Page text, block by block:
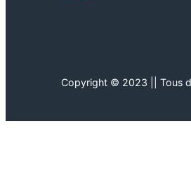
Copyright © 2023 || Tous